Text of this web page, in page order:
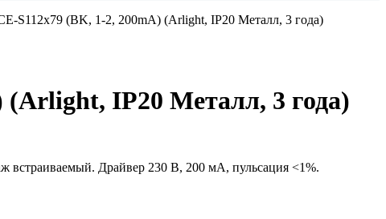
S112x79 (BK, 1-2, 200mA) (Arlight, IP20 Металл, 3 года)
(Arlight, IP20 Металл, 3 года)
встраиваемый. Драйвер 230 В, 200 мА, пульсация <1%.